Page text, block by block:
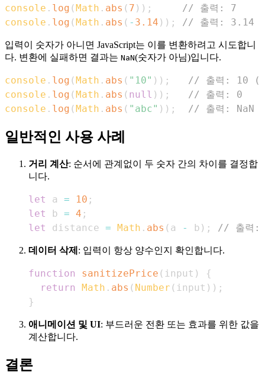
console . log (Math . abs ( 7 ) ) ;
// 출력: 7
console . log (Math . abs ( - 3.14 ) ) ; // 출력: 3.14
입력이 숫자가 아니면 JavaScript는 이를 변환하려고 시도합니
다. 변환에 실패하면 결과는 NaN(숫자가 아님)입니다.
console . log (Math . abs ( "10" ) ) ;
// 출력: 10 (문
console . log (Math . abs ( null ) ) ;
// 출력: 0
console . log (Math . abs ( "abc" ) ) ; // 출력: NaN
일반적인 사용 사례
거리 계산: 순서에 관계없이 두 숫자 간의 차이를 결정합
니다.
let a = 10 ;
let
b = 4 ;
let
distance = Math . abs ( a - b ) ; // 출력:
데이터 삭제 : 입력이 항상 양수인지 확인합니다.
function sanitizePrice ( input )
{
return
Math . abs ( Number ( input ) ) ;
}
애니메이션 및 UI: 부드러운 전환 또는 효과를 위한 값을
계산합니다.
결론